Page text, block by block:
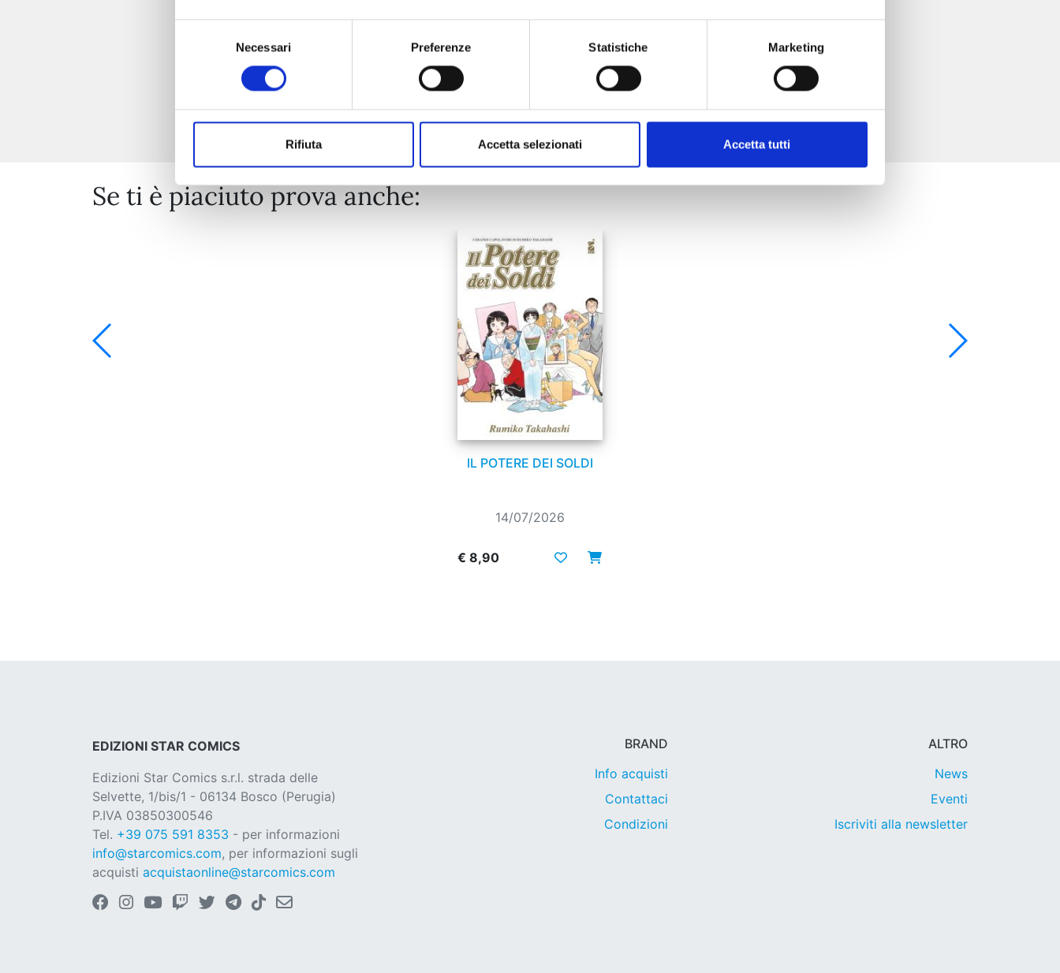
Necessari Preferenze Statistiche Marketing
Rifiuta Accetta selezionati Accetta tutti
Se ti è piaciuto prova anche:
IL POTERE DEI SOLDI
14/07/2026
€ 8,90
EDIZIONI STAR COMICS
Edizioni Star Comics s.r.l. strada delle
Selvette, 1/bis/1 - 06134 Bosco (Perugia)
P.IVA 03850300546
Tel. +39 075 591 8353 - per informazioni
info@starcomics.com, per informazioni sugli
acquisti acquistaonline@starcomics.com
BRAND
Info acquisti
Contattaci
Condizioni
ALTRO
News
Eventi
Iscriviti alla newsletter